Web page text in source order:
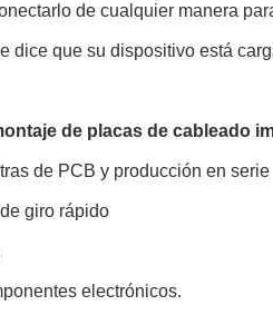
de cualquier manera
dice que su dispositivo está
de placas de cableado
de PCB y producción en serie
giro rápido
electrónicos.